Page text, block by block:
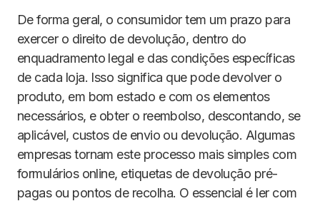
De forma geral, o consumidor tem um prazo para
exercer o direito de devolução, dentro do
enquadramento legal e das condições específicas
de cada loja. Isso significa que pode devolver o
produto, em bom estado e com os elementos
necessários, e obter o reembolso, descontando, se
aplicável, custos de envio ou devolução. Algumas
empresas tornam este processo mais simples com
formulários online, etiquetas de devolução pré-
pagas ou pontos de recolha. O essencial é ler com